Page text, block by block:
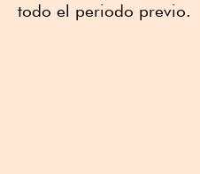
todo el periodo previo.